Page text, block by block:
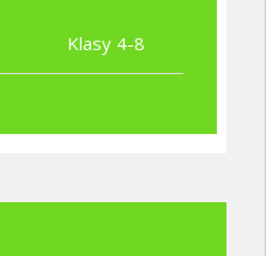
Klasy 4-8